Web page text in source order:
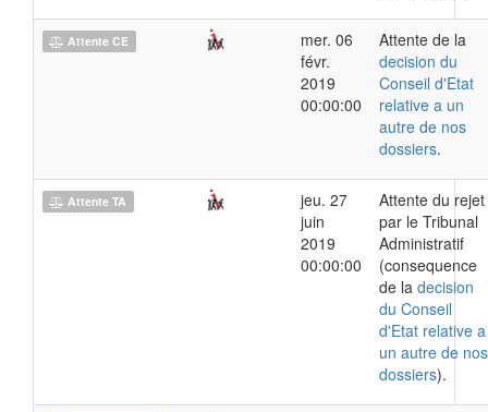
Attente CE
mer. 06
févr.
2019
00:00:00
Attente de la
decision du
Conseil d'Etat
relative a un
autre de nos
dossiers.
Attente TA
jeu. 27
juin
2019
00:00:00
Attente du rejet
par le Tribunal
Administratif
(consequence
de la decision
du Conseil
d'Etat relative a
un autre de nos
dossiers).